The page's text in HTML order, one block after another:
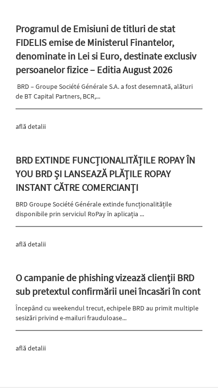
Programul de Emisiuni de titluri de stat
FIDELIS emise de Ministerul Finantelor,
denominate in Lei si Euro, destinate exclusiv
persoanelor fizice – Editia August 2026
BRD – Groupe Société Générale S.A. a fost desemnată, alături
de BT Capital Partners, BCR,...
află detalii
BRD EXTINDE FUNCȚIONALITĂȚILE ROPAY ÎN
YOU BRD ȘI LANSEAZĂ PLĂȚILE ROPAY
INSTANT CĂTRE COMERCIANȚI
BRD Groupe Société Générale extinde funcționalitățile
disponibile prin serviciul RoPay în aplicația ...
află detalii
O campanie de phishing vizează clienții BRD
sub pretextul confirmării unei încasări în cont
Începând cu weekendul trecut, echipele BRD au primit multiple
sesizări privind e-mailuri frauduloase...
află detalii